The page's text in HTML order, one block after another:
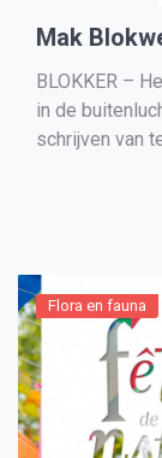
Mak
BLOKKER –
in de
schrijven van
vrijwilliger bij
verschillende
Flora en fauna